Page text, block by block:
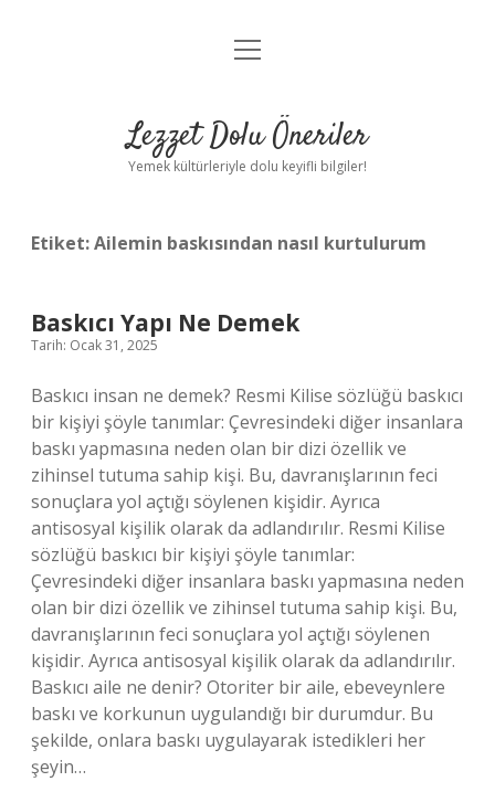
Anasayfa
Yasal Uyarı
menüyü
Lezzet Dolu Öneriler
Yemek kültürleriyle dolu keyifli bilgiler!
Etiket:Ailemin baskısından nasıl kurtulurum
Baskıcı Yapı Ne Demek
Tarih: Ocak 31, 2025
Baskıcı insan ne demek? Resmi Kilise sözlüğü baskıcı
bir kişiyi şöyle tanımlar: Çevresindeki diğer insanlara
baskı yapmasına neden olan bir dizi özellik ve
zihinsel tutuma sahip kişi. Bu, davranışlarının feci
sonuçlara yol açtığı söylenen kişidir. Ayrıca
antisosyal kişilik olarak da adlandırılır. Resmi Kilise
sözlüğü baskıcı bir kişiyi şöyle tanımlar:
Çevresindeki diğer insanlara baskı yapmasına neden
olan bir dizi özellik ve zihinsel tutuma sahip kişi. Bu,
davranışlarının feci sonuçlara yol açtığı söylenen
kişidir. Ayrıca antisosyal kişilik olarak da adlandırılır.
Baskıcı aile ne denir? Otoriter bir aile, ebeveynlere
baskı ve korkunun uygulandığı bir durumdur. Bu
şekilde, onlara baskı uygulayarak istedikleri her
şeyin…